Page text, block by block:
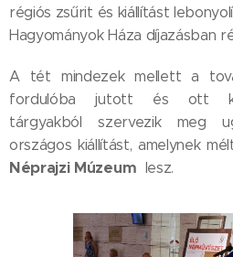
régiós zsűrit és kiállítást
Hagyományok Háza díjazásban
A tét mindezek mellett a
fordulóba jutott és ott
tárgyakból szervezik meg
országos kiállítást, amelynek
Néprajzi Múzeum lesz.